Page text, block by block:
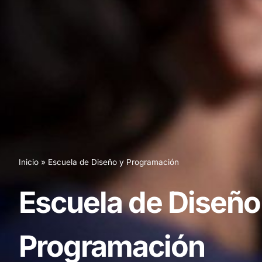
Inicio » Escuela de Diseño y Programación
Escuela de
Programación